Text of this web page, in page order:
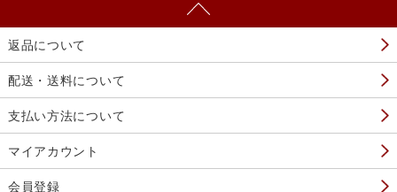
返品について
配送・送料について
支払い方法について
マイアカウント
会員登録